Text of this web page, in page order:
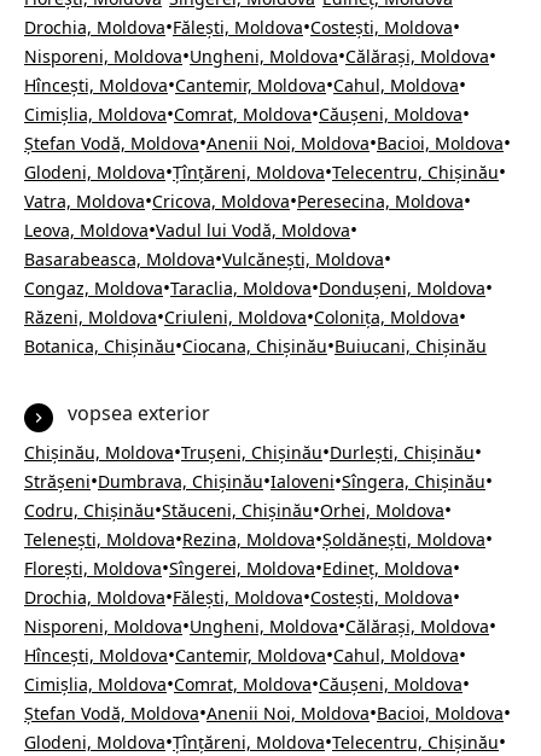
Drochia, Moldova•Fălești, Moldova•Costești, Moldova•
Nisporeni, Moldova•Ungheni, Moldova•Călărași, Moldova•
Hîncești, Moldova•Cantemir, Moldova•Cahul, Moldova•
Cimișlia, Moldova•Comrat, Moldova•Căușeni, Moldova•
Ștefan Vodă, Moldova•Anenii Noi, Moldova•Bacioi, Moldova•
Glodeni, Moldova•Țînțăreni, Moldova•Telecentru, Chișinău•
Vatra, Moldova•Cricova, Moldova•Peresecina, Moldova•
Leova, Moldova•Vadul lui Vodă, Moldova•
Basarabeasca, Moldova•Vulcănești, Moldova•
Congaz, Moldova•Taraclia, Moldova•Dondușeni, Moldova•
Răzeni, Moldova•Criuleni, Moldova•Colonița, Moldova•
Botanica, Chișinău•Ciocana, Chișinău•Buiucani, Chișinău
vopsea exterior
Chișinău, Moldova•Trușeni, Chișinău•Durlești, Chișinău•
Strășeni•Dumbrava, Chișinău•Ialoveni•Sîngera, Chișinău•
Codru, Chișinău•Stăuceni, Chișinău•Orhei, Moldova•
Telenești, Moldova•Rezina, Moldova•Șoldănești, Moldova•
Florești, Moldova•Sîngerei, Moldova•Edineț, Moldova•
Drochia, Moldova•Fălești, Moldova•Costești, Moldova•
Nisporeni, Moldova•Ungheni, Moldova•Călărași, Moldova•
Hîncești, Moldova•Cantemir, Moldova•Cahul, Moldova•
Cimișlia, Moldova•Comrat, Moldova•Căușeni, Moldova•
Ștefan Vodă, Moldova•Anenii Noi, Moldova•Bacioi, Moldova•
Glodeni, Moldova•Țînțăreni, Moldova•Telecentru, Chișinău•